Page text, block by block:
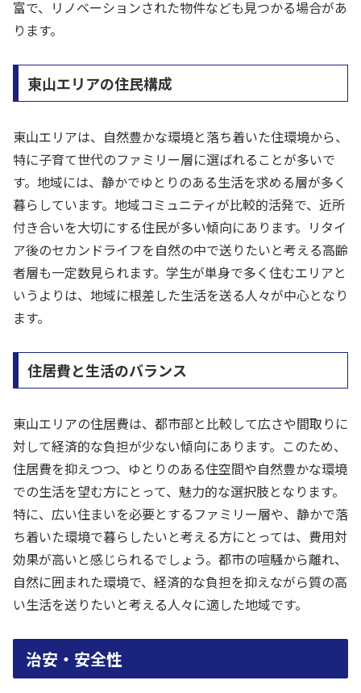
富で、リノベーションされた物件なども見つかる場合があ
ります。
東山エリアの住民構成
東山エリアは、自然豊かな環境と落ち着いた住環境から、
特に子育て世代のファミリー層に選ばれることが多いで
す。地域には、静かでゆとりのある生活を求める層が多く
暮らしています。地域コミュニティが比較的活発で、近所
付き合いを大切にする住民が多い傾向にあります。リタイ
ア後のセカンドライフを自然の中で送りたいと考える高齢
者層も一定数見られます。学生が単身で多く住むエリアと
いうよりは、地域に根差した生活を送る人々が中心となり
ます。
住居費と生活のバランス
東山エリアの住居費は、都市部と比較して広さや間取りに
対して経済的な負担が少ない傾向にあります。このため、
住居費を抑えつつ、ゆとりのある住空間や自然豊かな環境
での生活を望む方にとって、魅力的な選択肢となります。
特に、広い住まいを必要とするファミリー層や、静かで落
ち着いた環境で暮らしたいと考える方にとっては、費用対
効果が高いと感じられるでしょう。都市の喧騒から離れ、
自然に囲まれた環境で、経済的な負担を抑えながら質の高
い生活を送りたいと考える人々に適した地域です。
治安・安全性